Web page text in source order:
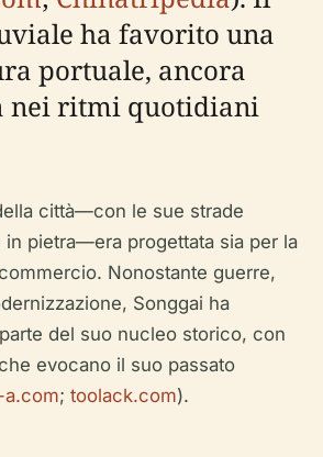
ha favorito una
portuale, ancora
nei ritmi quotidiani
città—con le sue strade
in pietra—era progettata sia per la
Nonostante guerre,
Songgai ha
del suo nucleo storico, con
evocano il suo passato
; toolack.com).